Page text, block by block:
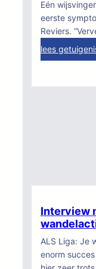
Eén
eerste
Reviers.
lees
Interview
ALS Liga: Je
enorm